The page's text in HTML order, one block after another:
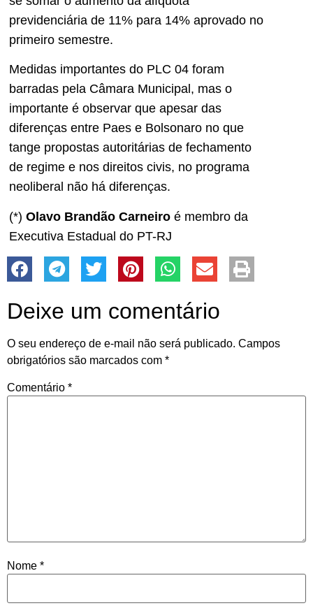
previdenciária de 11% para 14% aprovado no
primeiro semestre.
Medidas importantes do PLC 04 foram
barradas pela Câmara Municipal, mas o
importante é observar que apesar das
diferenças entre Paes e Bolsonaro no que
tange propostas autoritárias de fechamento
de regime e nos direitos civis, no programa
neoliberal não há diferenças.
(*) Olavo Brandão Carneiro é membro da
Executiva Estadual do PT-RJ
Deixe um comentário
O seu endereço de e-mail não será publicado. Campos
obrigatórios são marcados com *
Comentário *
Nome *